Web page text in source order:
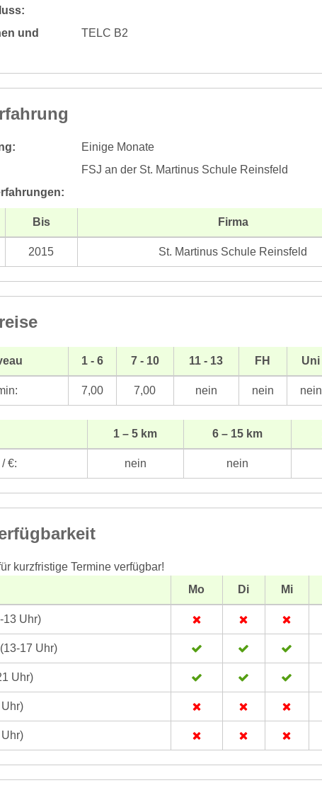
und
TELC B2
Einige Monate
FSJ an der St. Martinus Schule Reinsfeld
Bis Firma
2015 St. Martinus Schule Reinsfeld
1 - 6 7 - 10 11 - 13 FH Uni
7,00 7,00 nein nein nein
1 – 5 km 6 – 15 km
€: nein nein
kurzfristige Termine verfügbar!
Mo Di Mi
13 Uhr)
17 Uhr)
Uhr)